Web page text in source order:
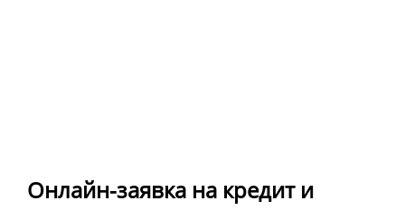
Онлайн-заявка на кредит и